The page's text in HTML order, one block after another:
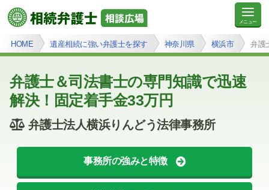
HOME 遺産相続に強い弁護士を探す 神奈川県 横浜市 弁護
弁護士＆司法書士の専門知識で迅速
解決！固定着手金33万円
弁護士法人横浜りんどう法律事務所
事務所の強みと特徴